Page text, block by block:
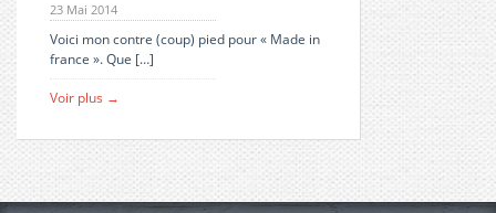
23 Mai 2014
Voici mon contre (coup) pied pour « Made in
france ». Que […]
Voir plus →